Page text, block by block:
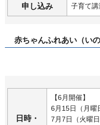
申し込み 子育て
赤ちゃんふれあい（い
日時・
【6月開催】
6月15日（月曜
7月7日（火曜